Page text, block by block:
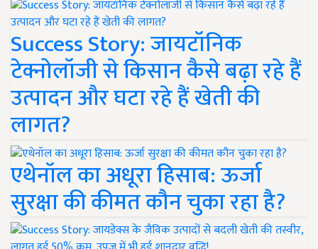
Success Story: जायटॉनिक
टेक्नोलॉजी से किसान कैसे बढ़ा रहे हैं
उत्पादन और घटा रहे हैं खेती की
लागत?
एथेनॉल का अधूरा हिसाब: ऊर्जा
सुरक्षा की कीमत कौन चुका रहा है?